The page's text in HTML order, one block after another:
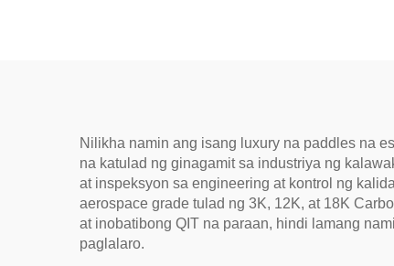
Nilikha namin ang isang luxury na paddles na
na katulad ng ginagamit sa industriya ng
at inspeksyon sa engineering at kontrol ng
aerospace grade tulad ng 3K, 12K, at 18K
at inobatibong QIT na paraan, hindi lamang
paglalaro.